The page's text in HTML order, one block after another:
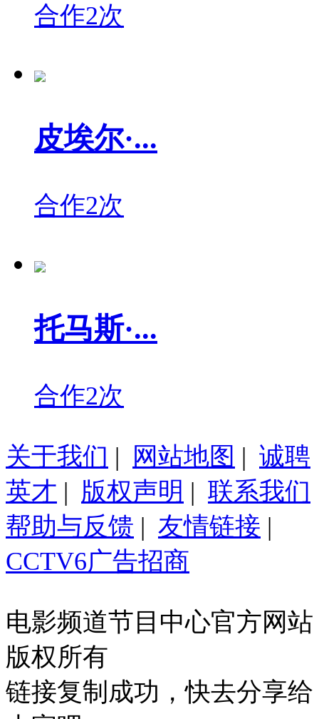
合作2次
皮埃尔·...
合作2次
托马斯·...
合作2次
关于我们 | 网站地图 | 诚聘
英才 | 版权声明 | 联系我们
帮助与反馈 | 友情链接 |
CCTV6广告招商
电影频道节目中心官方网站
版权所有
链接复制成功，快去分享给